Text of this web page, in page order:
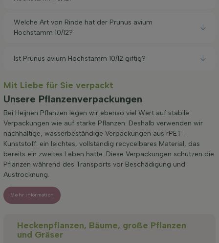
Welche Art von Rinde hat der Prunus avium
Hochstamm 10/12?
Ist Prunus avium Hochstamm 10/12 giftig?
Mit Liebe für Sie verpackt
Unsere Pflanzenverpackungen
Bei Heijnen Pflanzen legen wir ebenso viel Wert auf stabile
Verpackungen wie auf starke Pflanzen. Deshalb verwenden wir
nachhaltige, wasserbeständige Verpackungen aus rPET-
Kunststoff: ein leichtes, vollständig recycelbares Material, das
bereits ein zweites Leben hatte. Diese Verpackungen schützen die
Pflanzen während des Transports vor Beschädigung und
Austrocknung.
Mehr information
Heckenpflanzen, Bäume, große Pflanzen
und Gräser